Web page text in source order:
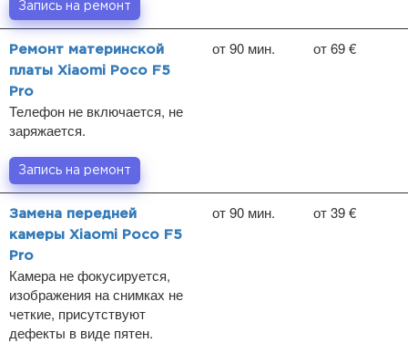
Запись на ремонт
Ремонт материнской
платы Xiaomi Poco F5
Pro
Телефон не включается, не
заряжается.
от 90 мин. от 69 €
Запись на ремонт
Замена передней
камеры Xiaomi Poco F5
Pro
Камера не фокусируется,
изображения на снимках не
четкие, присутствуют
дефекты в виде пятен.
от 90 мин. от 39 €